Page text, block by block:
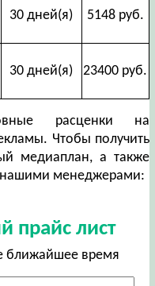
30 дней(я) 5148 руб.
30 дней(я) 23400 руб.
расценки на
Чтобы получить
медиаплан, а также
нашими менеджерами:
прайс лист
ближайшее время